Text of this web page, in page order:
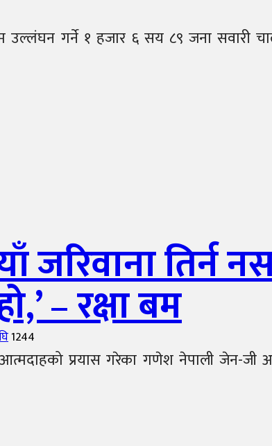
उल्लंघन गर्ने १ हजार ६ सय ८९ जना सवारी
जरिवाना तिर्न
– रक्षा बम
1244
आत्मदाहको प्रयास गरेका गणेश नेपाली